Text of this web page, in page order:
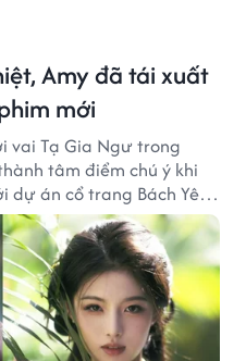
Amy đã tái xuất
mới
vai Tạ Gia Ngư trong
tâm điểm chú ý khi
dự án cổ trang Bách Yêu